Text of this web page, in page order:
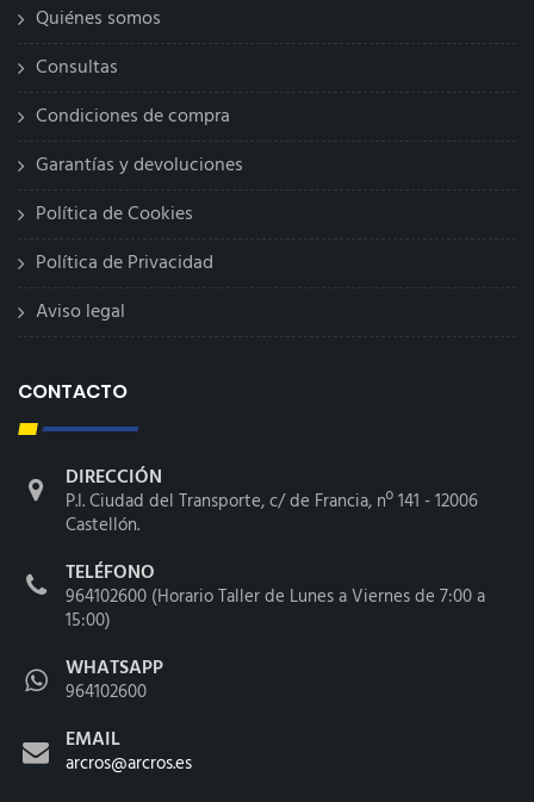
Quiénes somos
Consultas
Condiciones de compra
Garantías y devoluciones
Política de Cookies
Política de Privacidad
Aviso legal
CONTACTO
DIRECCIÓN
P.I. Ciudad del Transporte, c/ de Francia, nº 141 - 12006
Castellón.
TELÉFONO
964102600 (Horario Taller de Lunes a Viernes de 7:00 a
15:00)
WHATSAPP
964102600
EMAIL
arcros@arcros.es